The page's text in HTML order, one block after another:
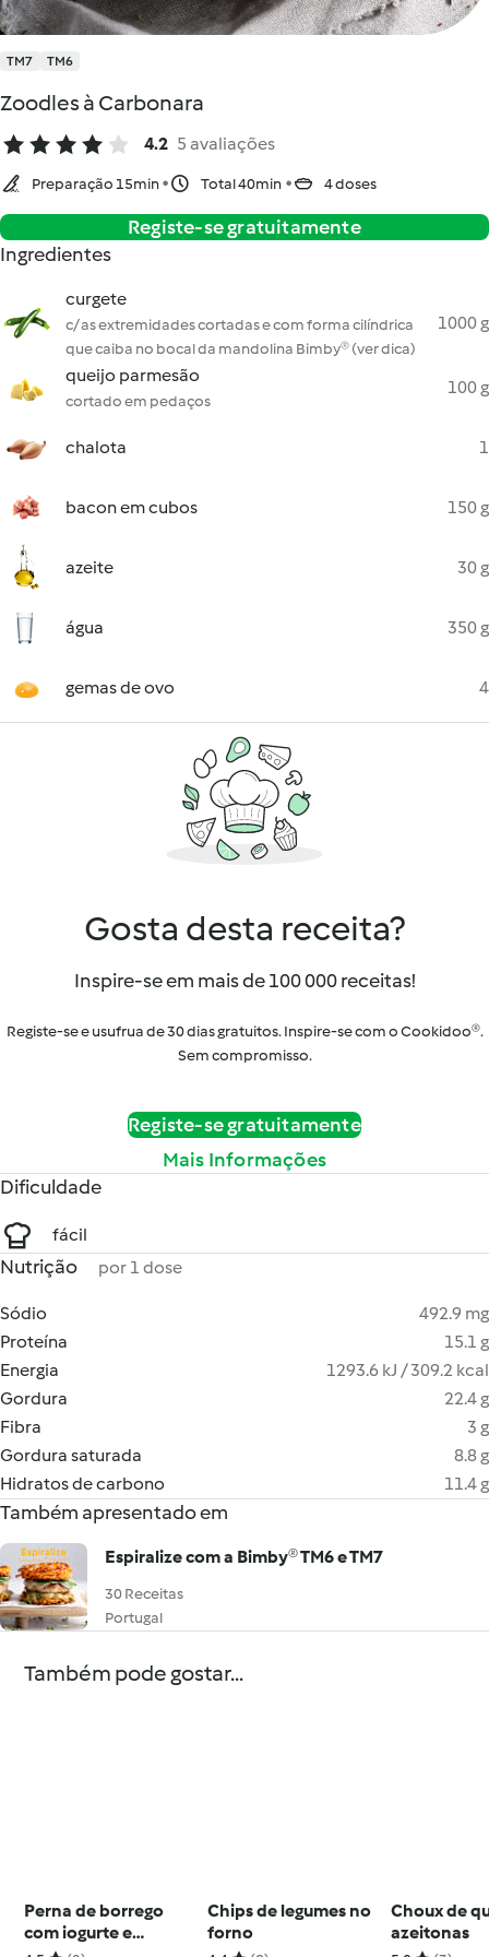
TM7 TM6
Zoodles à Carbonara
4.2 5 avaliações
Preparação 15min Total 40min 4 doses
Registe-se gratuitamente
Ingredientes
curgete
c/ as extremidades cortadas e com forma cilíndrica
que caiba no bocal da mandolina Bimby® (ver dica)
1000 g
queijo parmesão
cortado em pedaços
100 g
chalota 1
bacon em cubos 150 g
azeite 30 g
água 350 g
gemas de ovo 4
Gosta desta receita?
Inspire-se em mais de 100 000 receitas!
Registe-se e usufrua de 30 dias gratuitos. Inspire-se com o Cookidoo®.
Sem compromisso.
Registe-se gratuitamente
Mais Informações
Dificuldade
fácil
Nutrição por 1 dose
Sódio
492.9 mg
Proteína
15.1 g
Energia
1293.6 kJ / 309.2 kcal
Gordura
22.4 g
Fibra
3 g
Gordura saturada
8.8 g
Hidratos de carbono
11.4 g
Também apresentado em
Espiralize com a Bimby® TM6 e TM7
30 Receitas
Portugal
Também pode gostar...
Perna de borrego
com iogurte e
Chips de legumes no
forno
Choux de
azeitonas